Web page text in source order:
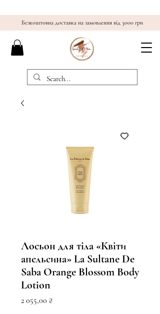
Безкоштовна доставка на замовлення від 3000 грн
Лосьон для тіла «Квіти
апельсина» La Sultane De
Saba Orange Blossom Body
Lotion
2 055,00 ₴